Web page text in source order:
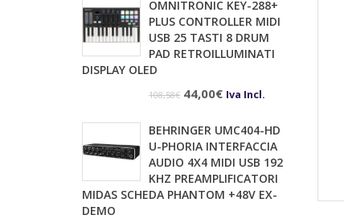
originale
era:
167,60€.
attuale
è:
158,40€.
OMNITRONIC KEY-288+
PLUS CONTROLLER MIDI
USB 25 TASTI 8 DRUM
PAD RETROILLUMINATI
DISPLAY OLED
108,58€ Il
originale
era:
108,58€.
44,00€Il
attuale
è:
44,00€.
Iva Incl.
BEHRINGER UMC404-HD
U-PHORIA INTERFACCIA
AUDIO 4X4 MIDI USB 192
KHZ PREAMPLIFICATORI
MIDAS SCHEDA PHANTOM +48V EX-
DEMO